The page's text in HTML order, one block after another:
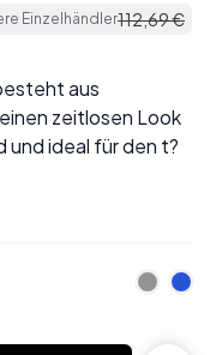
Einzelhändler112,69€
aus
zeitlosen Look
und ideal für den t?